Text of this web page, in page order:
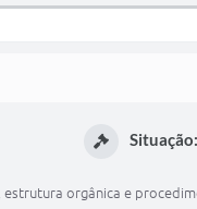
Situação:
orgânica e